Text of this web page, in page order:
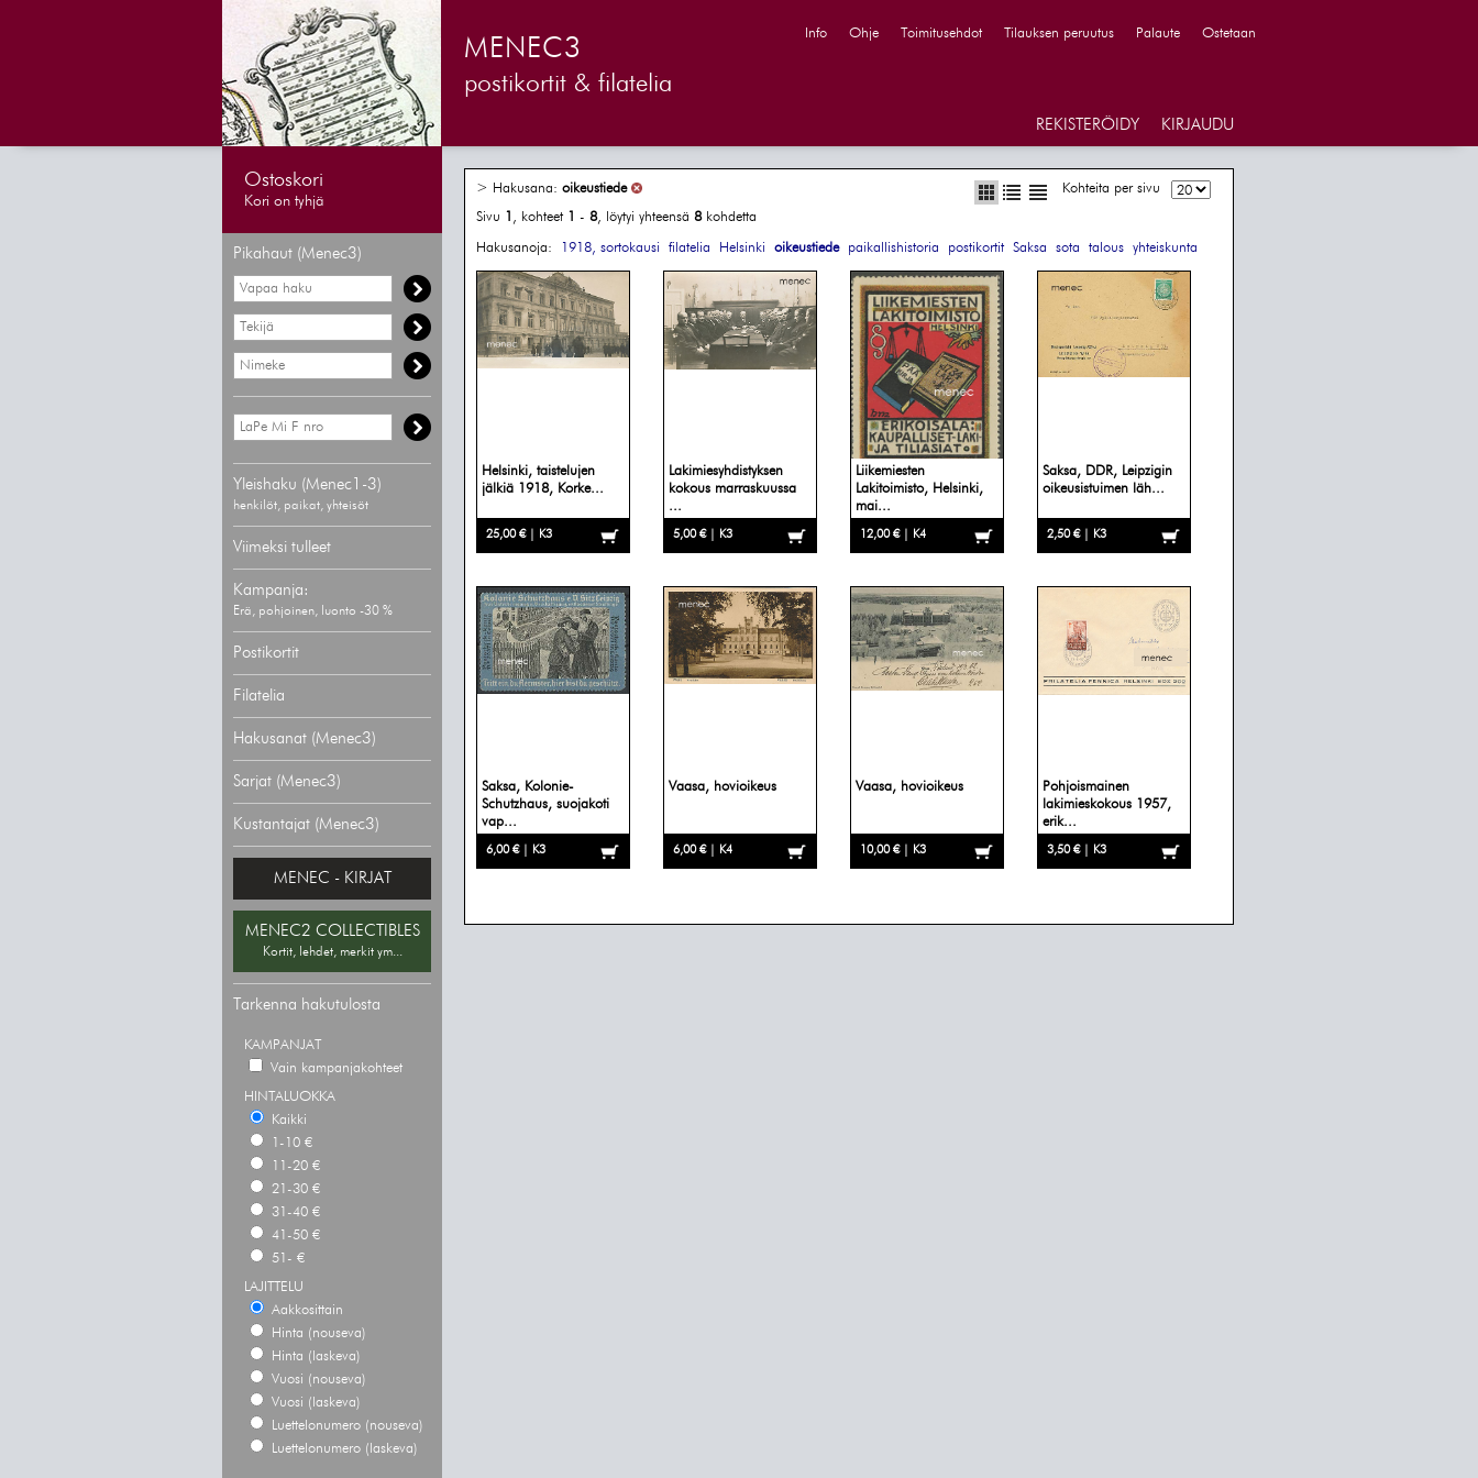
MENEC3
postikortit & filatelia
Info Ohje Toimitusehdot Tilauksen peruutus Palaute Ostetaan
REKISTERÖIDY KIRJAUDU
Ostoskori
Kori on tyhjä
Pikahaut (Menec3)
Yleishaku (Menec1-3)
henkilöt, paikat, yhteisöt
Viimeksi tulleet
Kampanja:
Erä, pohjoinen, luonto -30 %
Postikortit
Filatelia
Hakusanat (Menec3)
Sarjat (Menec3)
Kustantajat (Menec3)
MENEC - KIRJAT
MENEC2 COLLECTIBLES
Kortit, lehdet, merkit ym...
Tarkenna hakutulosta
KAMPANJAT
Vain kampanjakohteet
HINTALUOKKA
Kaikki
1-10 €
11-20 €
21-30 €
31-40 €
41-50 €
51- €
LAJITTELU
Aakkosittain
Hinta (nouseva)
Hinta (laskeva)
Vuosi (nouseva)
Vuosi (laskeva)
Luettelonumero (nouseva)
Luettelonumero (laskeva)
Kohteita per sivu
> Hakusana: oikeustiede
Sivu 1 , kohteet 1 - 8, löytyi yhteensä 8kohdetta
Hakusanoja: 1918, sortokausi filatelia Helsinki oikeustiede paikallishistoria postikortit Saksa sota talous yhteiskunta
Helsinki, taistelujen
jälkiä 1918, Korke...
25,00 € | K3
Lakimiesyhdistyksen
kokous marraskuussa
...
5,00 € | K3
Liikemiesten
Lakitoimisto, Helsinki,
mai...
12,00 € | K4
Saksa, DDR, Leipzigin
oikeusistuimen läh...
2,50 € | K3
Saksa, Kolonie-
Schutzhaus, suojakoti
vap...
6,00 € | K3
Vaasa, hovioikeus
6,00 € | K4
Vaasa, hovioikeus
10,00 € | K3
Pohjoismainen
lakimieskokous 1957,
erik...
3,50 € | K3